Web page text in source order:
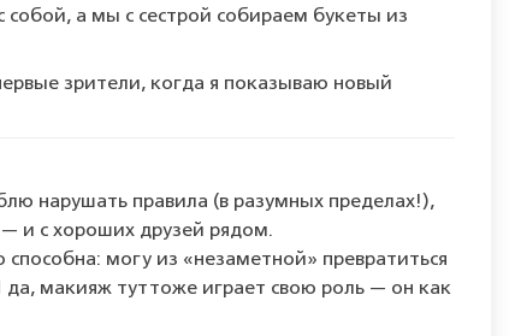
собой, а мы с сестрой собираем букеты из
зрители, когда я показываю новый
нарушать правила (в разумных пределах!),
— и с хороших друзей рядом.
способна: могу из «незаметной» превратиться
да, макияж туттоже играет свою роль — он как